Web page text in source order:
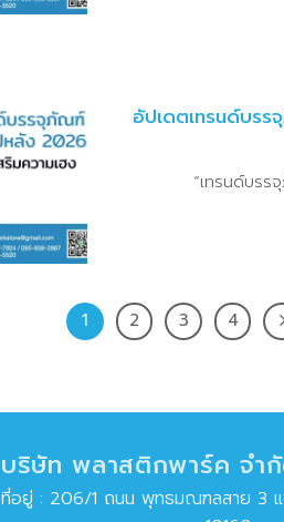
อัปเดตเทรนด์บร
“เทรนด์บร
1 2 3 4
บริษัท พลาสติกพาร์ค จำ
ที่อยู่ : 206/1 ถนน พุทธมณฑลสาย 3 แ